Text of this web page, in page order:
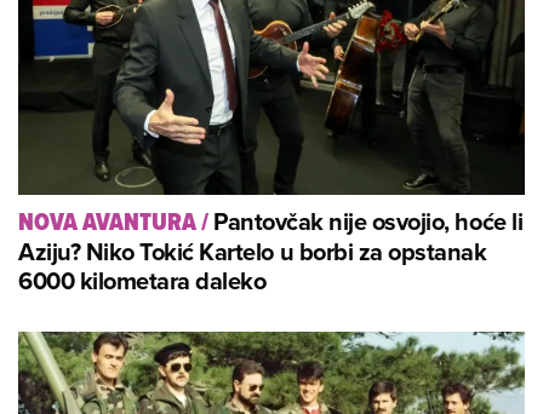
NOVA AVANTURA/Pantovčak nije osvojio, hoće li
Aziju? Niko Tokić Kartelo u borbi za opstanak
6000 kilometara daleko